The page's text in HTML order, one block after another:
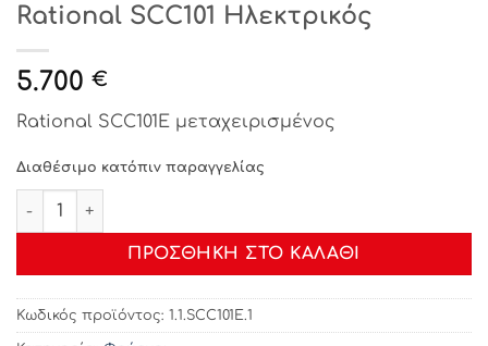
Rational SCC101 Ηλεκτρικός
5.700 €
Rational SCC101E μεταχειρισμένος
Διαθέσιμο κατόπιν παραγγελίας
Rational SCC101 Ηλεκτρικός ποσότητα
ΠΡΟΣΘΉΚΗ ΣΤΟ ΚΑΛΆΘΙ
Κωδικός προϊόντος: 1.1.SCC101E.1